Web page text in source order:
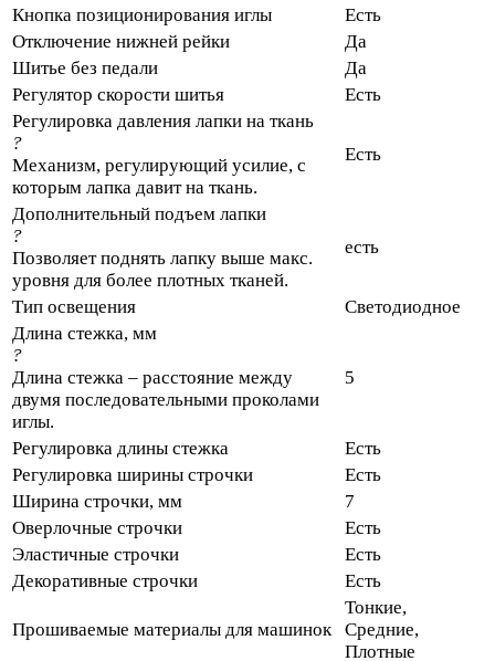
Кнопка позиционирования иглы
Есть
Отключение нижней рейки
Да
Шитье без педали
Да
Регулятор скорости шитья
Есть
Регулировка давления лапки на ткань
?
Механизм, регулирующий усилие, с
которым лапка давит на ткань.
Есть
Дополнительный подъем лапки
?
Позволяет поднять лапку выше макс.
уровня для более плотных тканей.
есть
Тип освещения
Светодиодное
Длина стежка, мм
?
Длина стежка – расстояние между
двумя последовательными проколами
иглы.
5
Регулировка длины стежка
Есть
Регулировка ширины строчки
Есть
Ширина строчки, мм
7
Оверлочные строчки
Есть
Эластичные строчки
Есть
Декоративные строчки
Есть
Прошиваемые материалы для машинок
Тонкие,
Средние,
Плотные